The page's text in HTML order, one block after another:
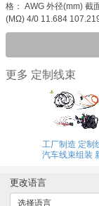
格： AWG 外径(mm) 截
(MΩ) 4/0 11.684
更多 定制线束
工厂制造 定制
汽车线束组装
更改语言
选择语言